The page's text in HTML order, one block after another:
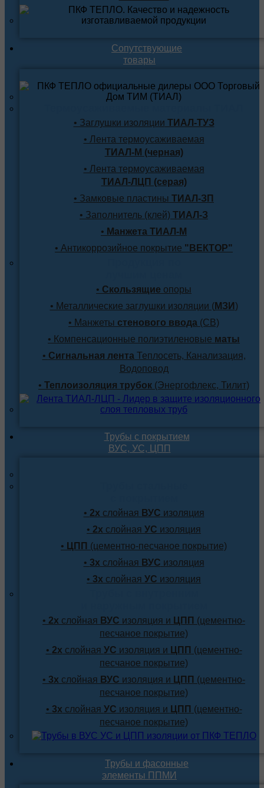
Сопутствующие
товары
• Заглушки изоляции ТИАЛ-ТУЗ
• Лента термоусаживаемая
ТИАЛ-М (черная)
• Лента термоусаживаемая
ТИАЛ-ЛЦП (серая)
• Замковые пластины ТИАЛ-ЗП
• Заполнитель (клей) ТИАЛ-З
• Манжета ТИАЛ-М
• Антикоррозийное покрытие "ВЕКТОР"
• Скользящие опоры
• Металлические заглушки изоляции (МЗИ )
• Манжеты стенового ввода (СВ)
• Компенсационные полиэтиленовые маты
• Сигнальная лентаТеплосеть, Канализация,
Водоповод
• Теплоизоляция трубок (Энергофлекс, Тилит)
Трубы с покрытием
ВУС, УС, ЦПП
• 2х слойная ВУС изоляция
• 2х слойная УС изоляция
• ЦПП (цементно-песчаное покрытие)
• 3х слойная ВУС изоляция
• 3х слойная УС изоляция
• 2х слойная ВУС изоляция и ЦПП (цементно-
песчаное покрытие)
• 2х слойная УС изоляция и ЦПП (цементно-
песчаное покрытие)
• 3х слойная ВУС изоляция и ЦПП (цементно-
песчаное покрытие)
• 3х слойная УС изоляция и ЦПП (цементно-
песчаное покрытие)
Трубы и фасонные
элементы ППМИ